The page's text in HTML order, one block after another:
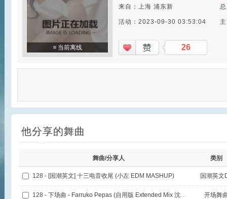
当前离线
来自：上海 浦东新
活动：2023-09-30 03:53:04
26
他分享的舞曲
舞曲/分享人 类别
128 - [国潮英文] 十三电音收尾 (小左 EDM MASHUP) 国潮英文
128 - 下场曲 - Farruko Pepas (自用版 Extended Mix 沈阳风) 开场舞